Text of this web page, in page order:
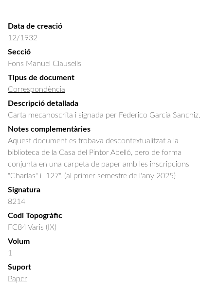
Data de creació
12/1932
Secció
Fons Manuel Clausells
Tipus de document
Correspondència
Descripció detallada
Carta mecanoscrita i signada per Federico Garcia Sanchiz.
Notes complementàries
Aquest document es trobava descontextualitzat a la
biblioteca de la Casa del Pintor Abelló, pero de forma
conjunta en una carpeta de paper amb les inscripcions
"Charlas" i "127". (al primer semestre de l'any 2025)
Signatura
8214
Codi Topogràfic
FC84 Varis (IX)
Volum
1
Suport
Paper